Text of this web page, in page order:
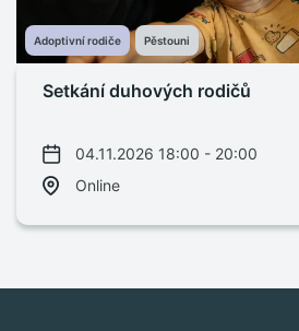
Adoptivní rodiče Pěstouni
Setkání duhových rodičů
04.11.2026 18:00 - 20:00
Online